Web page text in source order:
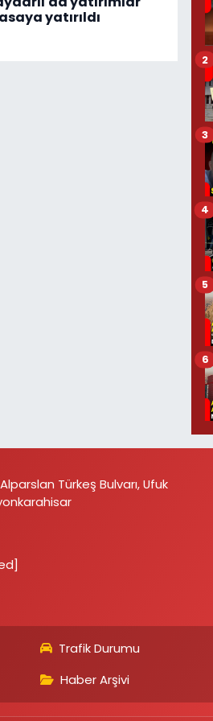
yatırıldı
2
3
4
5
6
Türkeş Bulvarı, Ufuk
Trafik Durumu
Haber Arşivi